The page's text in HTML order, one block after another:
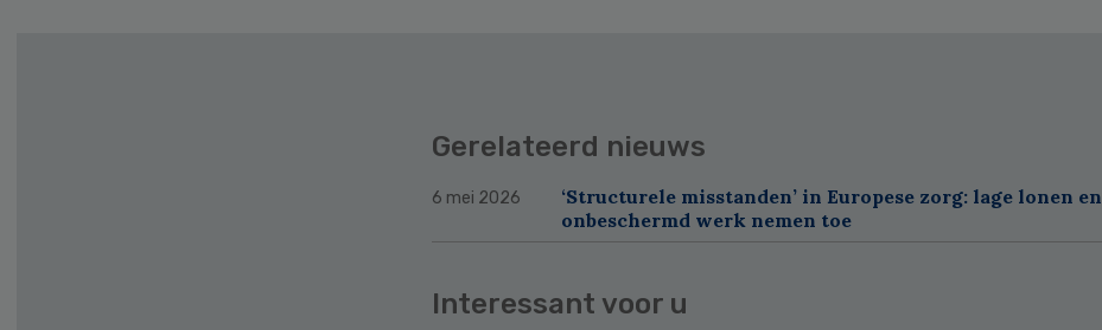
Gerelateerd nieuws
6 mei 2026
‘Structurele misstanden’ in Europese zorg: lage lonen en
onbeschermd werk nemen toe
Interessant voor u